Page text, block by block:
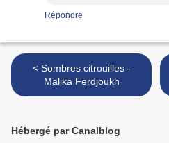
Répondre
< Sombres citrouilles -
Malika Ferdjoukh
Hébergé par Canalblog